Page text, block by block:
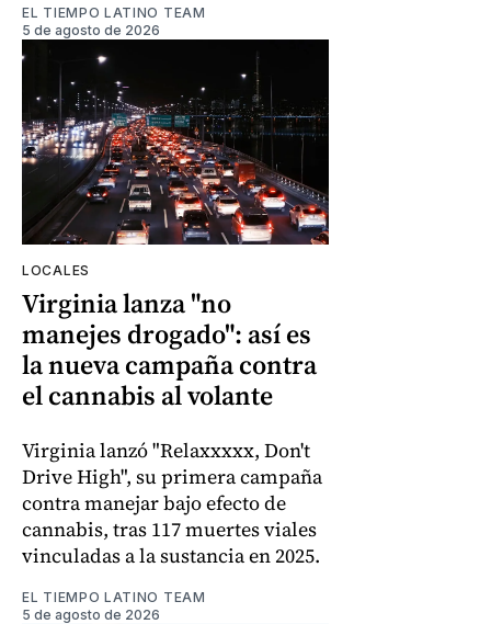
EL TIEMPO LATINO TEAM
5 de agosto de 2026
LOCALES
Virginia lanza "no
manejes drogado": así es
la nueva campaña contra
el cannabis al volante
Virginia lanzó "Relaxxxxx, Don't
Drive High", su primera campaña
contra manejar bajo efecto de
cannabis, tras 117 muertes viales
vinculadas a la sustancia en 2025.
EL TIEMPO LATINO TEAM
5 de agosto de 2026